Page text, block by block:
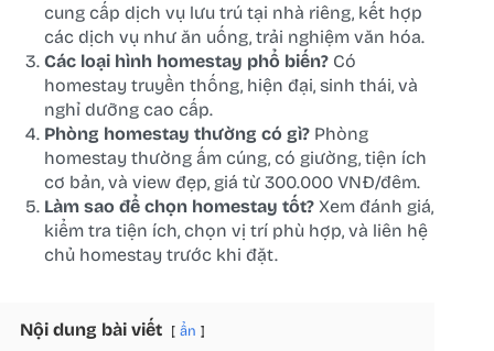
cung cấp dịch vụ lưu trú tại nhà riêng, kết hợp
các dịch vụ như ăn uống, trải nghiệm văn hóa.
Các loại hình homestay phổ biến? Có
homestay truyền thống, hiện đại, sinh thái, và
nghỉ dưỡng cao cấp.
Phòng homestay thường có gì? Phòng
homestay thường ấm cúng, có giường, tiện ích
cơ bản, và view đẹp, giá từ 300.000 VNĐ/đêm.
Làm sao để chọn homestay tốt? Xem đánh giá,
kiểm tra tiện ích, chọn vị trí phù hợp, và liên hệ
chủ homestay trước khi đặt.
Nội dung bài viết ẩn